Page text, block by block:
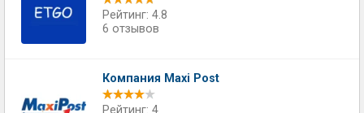
Рейтинг: 4.8
6 отзывов
Компания Maxi Post
Рейтинг: 4